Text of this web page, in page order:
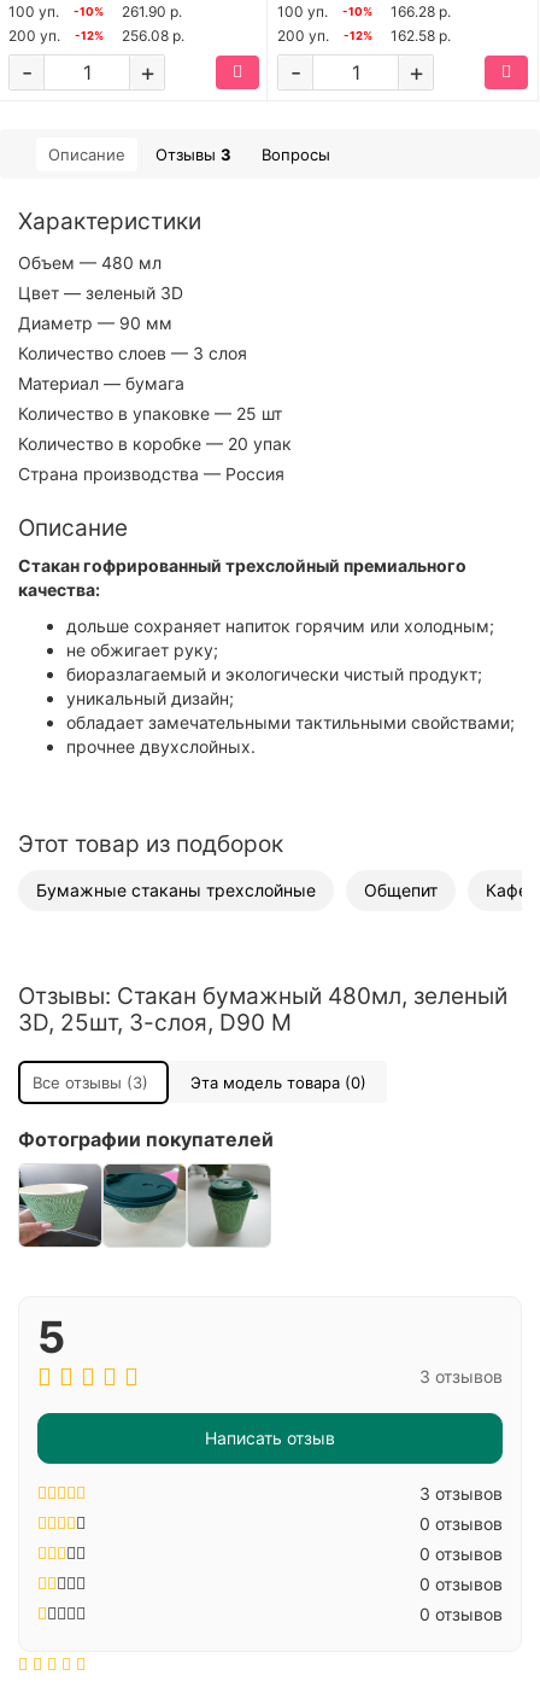
100 уп.
-10%
261.90 р.
200 уп.
-12% 256.08 р.
+
-
100 уп.
-10%
166.28 р.
200 уп.
-12% 162.58 р.
+
-
Описание Отзывы 3 Вопросы
Характеристики
Объем — 480 мл
Цвет — зеленый 3D
Диаметр — 90 мм
Количество слоев — 3 слоя
Материал — бумага
Количество в упаковке — 25 шт
Количество в коробке — 20 упак
Страна производства — Россия
Описание
Стакан гофрированный трехслойный премиального
качества:
дольше сохраняет напиток горячим или холодным;
не обжигает руку;
биоразлагаемый и экологически чистый продукт;
уникальный дизайн;
обладает замечательными тактильными свойствами;
прочнее двухслойных.
Этот товар из подборок
Бумажные стаканы трехслойные Общепит Кафе
Отзывы: Стакан бумажный 480мл, зеленый
3D, 25шт, 3-слоя, D90 M
Все отзывы (3) Эта модель товара (0)
Фотографии покупателей
5
3 отзывов
Написать отзыв
3 отзывов
0 отзывов
0 отзывов
0 отзывов
0 отзывов